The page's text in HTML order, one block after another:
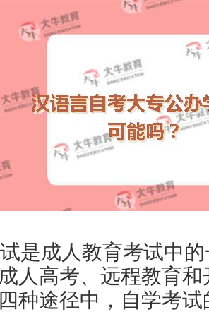
是成人教育考试中
人高考、远程教育
种途径中，自学考